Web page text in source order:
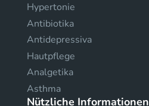
Hypertonie
Antibiotika
Antidepressiva
Hautpflege
Analgetika
Asthma
Nützliche Informationen